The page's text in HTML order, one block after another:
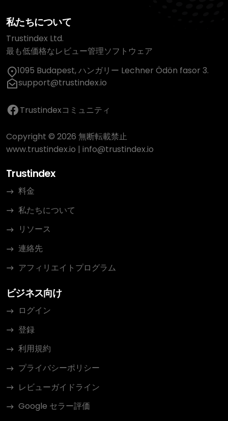
私たちについて
Trustindex Ltd.
最も低価格なレビュー管理ソフトウェア
1095 Budapest, ハンガリー Lechner Ödön fasor 3.
support@trustindex.io
Trustindexコミュニティ
Copyright © 2026 無断転載禁止
www.trustindex.io | info@trustindex.io
Trustindex
料金
私たちについて
リソース
連絡先
アフィリエイトプログラム
ビジネス向け
ログイン
登録
利用規約
プライバシーポリシー
レビューガイドライン
Google セラー評価